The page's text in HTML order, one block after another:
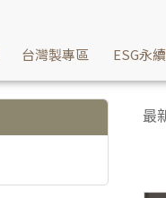
台灣製專區 ESG永
最